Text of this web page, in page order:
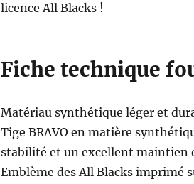
licence All Blacks !
Fiche technique
Matériau synthétique léger et
Tige BRAVO en matière
stabilité et un excellent maintien
Emblème des All Blacks imprimé